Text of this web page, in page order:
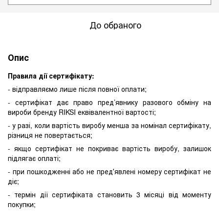
До обраного
Опис
Правила дії сертифікату:
- відправляємо лише після повної оплати;
- сертифікат дає право пред’явнику разового обміну на
вироби бренду RIKSI еквівалентної вартості;
- у разі, коли вартість виробу менша за номінал сертифікату,
різниця не повертається;
- якщо сертифікат не покриває вартість виробу, залишок
підлягає оплаті;
- при пошкодженні або не предʼявлені номеру сертифікат не
діє;
- термін дії сертифіката становить 3 місяці від моменту
покупки;